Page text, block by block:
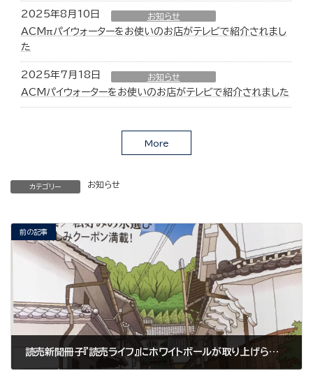
2025年8月10日 お知らせ
ACMπパイウォーターをお使いのお店がテレビで紹介されまし
た
2025年7月18日 お知らせ
ACMパイウォーターをお使いのお店がテレビで紹介されました
More
カテゴリー お知らせ
前の記事
読売新聞冊子『読売ライフ』にホワイトボールが取り上げられました